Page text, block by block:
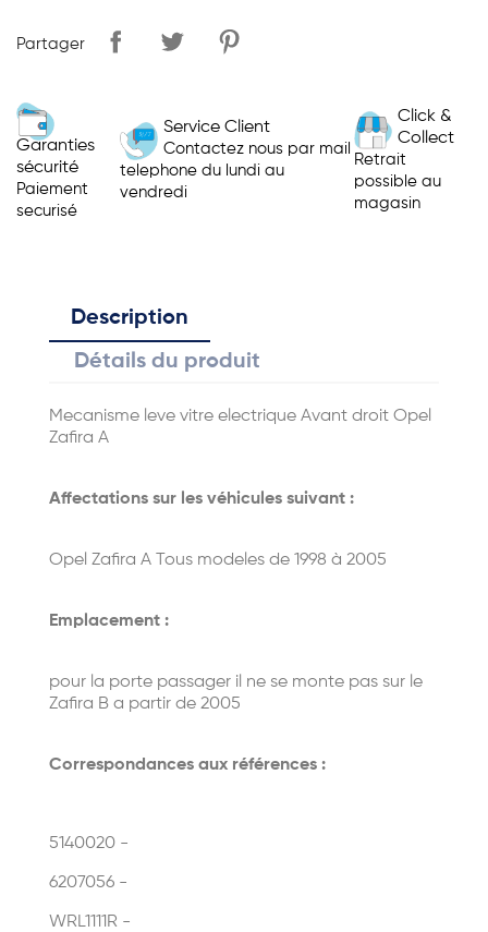
Partager
Garanties
sécurité
Paiement
securisé
Service Client
Contactez nous par mail
telephone du lundi au
vendredi
Click &
Collect
Retrait
possible au
magasin
Description
Détails du produit
Mecanisme leve vitre electrique Avant droit Opel
Zafira A
Affectations sur les véhicules suivant :
Opel Zafira A Tous modeles de 1998 à 2005
Emplacement :
pour la porte passager il ne se monte pas sur le
Zafira B a partir de 2005
Correspondances aux références :
5140020 -
6207056 -
WRL1111R -